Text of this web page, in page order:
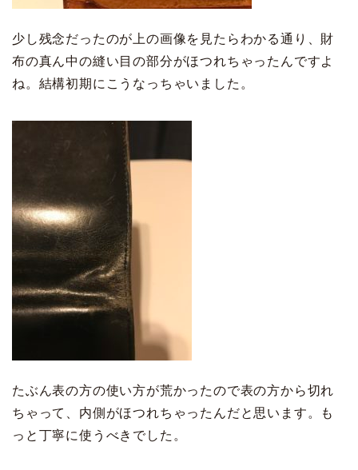
少し残念だったのが上の画像を見たらわかる通り、財
布の真ん中の縫い目の部分がほつれちゃったんですよ
ね。結構初期にこうなっちゃいました。
たぶん表の方の使い方が荒かったので表の方から切れ
ちゃって、内側がほつれちゃったんだと思います。も
っと丁寧に使うべきでした。